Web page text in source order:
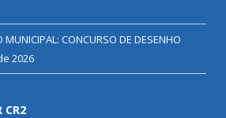
MUNICIPAL: CONCURSO DE DESENHO
2026
CR2